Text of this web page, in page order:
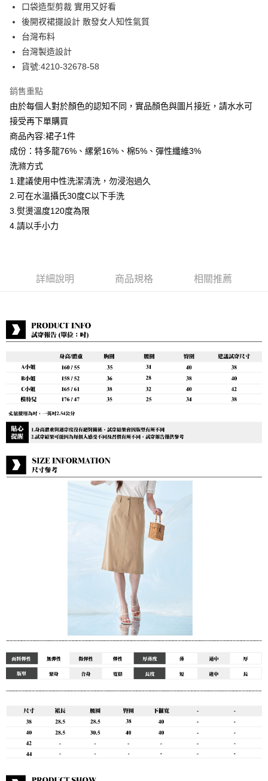
上海商業儲蓄銀行
國泰世華商業銀行
兆豐國際商業銀行
臺灣中小企業銀行
匯豐（台灣）商業銀行
聯邦商業銀行
元大商業銀行
台新國際商業銀行
台灣樂天信用卡公司
Apple Pay
街口支付
悠遊付
ATM付款
貨到付款
運送方式
付款後全家取貨
每筆NT$80，滿NT$399(含以上)免運費
付款後7-11取貨
每筆NT$80，滿NT$888(含以上)免運費
貨到付款
口袋造型剪裁 實用又好看
後開衩裙擺設計 散發女人知性氣質
台灣布料
台灣製造設計
貨號:4210-32678-58
銷售重點
由於每個人對於顏色的認知不同，實品顏色與圖片接近，請水水可
接受再下單購買
商品內容:裙子1件
成份：特多龍76%、縲縈16%、棉5%、彈性纖維3%
洗滌方式
1.建議使用中性洗潔清洗，勿浸泡過久
2.可在水溫攝氏30度C以下手洗
3.熨燙溫度120度為限
4.請以手小力
詳細說明 商品規格 相關推薦